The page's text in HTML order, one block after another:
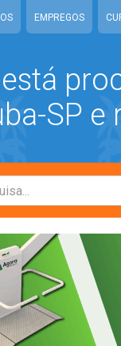
EMPREGOS
SP e